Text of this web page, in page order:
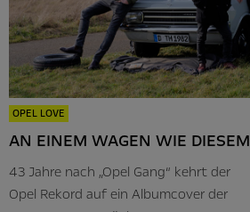
OPEL LOVE
AN EINEM WAGEN WIE DIESEM
43 Jahre nach „Opel Gang“ kehrt der
Opel Rekord auf ein Albumcover der